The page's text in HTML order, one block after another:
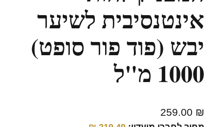
אינטנסיבית לשיער
יבש (פוד פור סופט)
1000 מ"ל
259.00 ₪